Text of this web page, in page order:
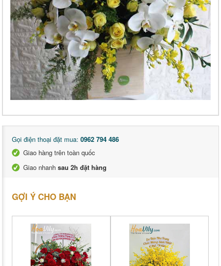
Gọi điện thoại đặt mua: 0962 794 486
Giao hàng trên toàn quốc
Giao nhanh sau 2h đặt hàng
GỢI Ý CHO BẠN